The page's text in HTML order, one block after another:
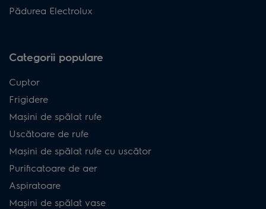
Pădurea Electrolux
Categorii populare
Cuptor
Frigidere
Mașini de spălat rufe
Uscătoare de rufe
Mașini de spălat rufe cu uscător
Purificatoare de aer
Aspiratoare
Mașini de spălat vase